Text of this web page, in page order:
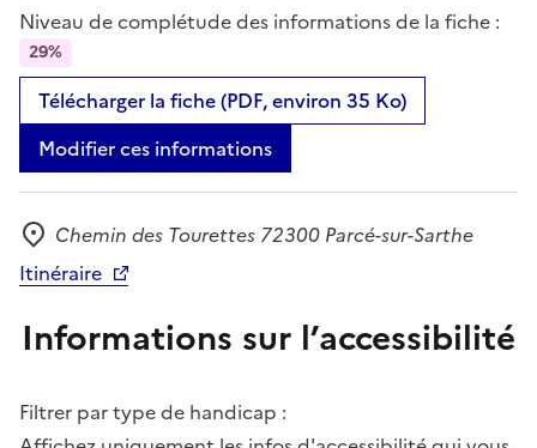
Niveau de complétude des informations de la fiche :
29%
Télécharger la fiche (PDF, environ 35 Ko)
Modifier ces informations
Adresse
Chemin des Tourettes 72300 Parcé-sur-Sarthe
Itinéraire
Informations sur l’accessibilité
Filtrer par type de handicap :